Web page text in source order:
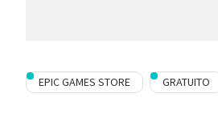
EPIC GAMES STORE GRATUITO